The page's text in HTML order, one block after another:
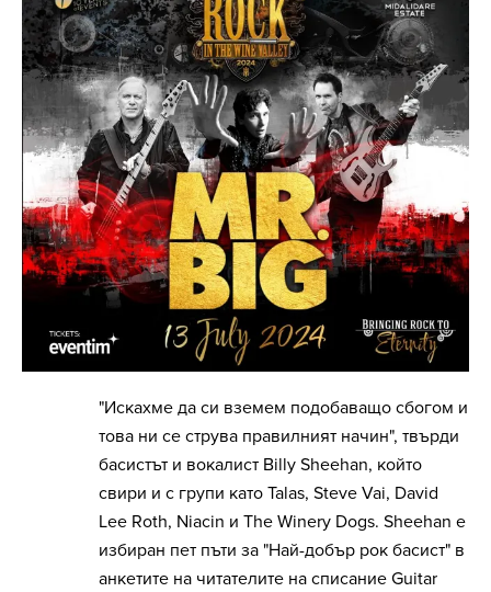
"Искахме да си вземем подобаващо сбогом и
това ни се струва правилният начин", твърди
басистът и вокалист Billy Sheehan, който
свири и с групи като Talas, Steve Vai, David
Lee Roth, Niacin и The Winery Dogs. Sheehan е
избиран пет пъти за "Най-добър рок басист" в
анкетите на читателите на списание Guitar